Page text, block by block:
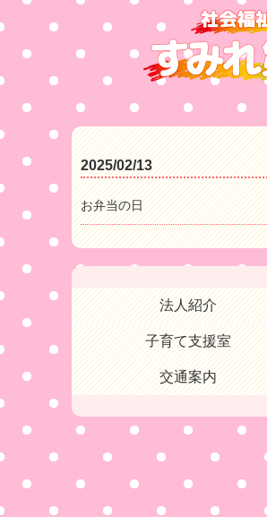
2025/02/13
お弁当の日
法人紹介
子育て支援室
交通案内